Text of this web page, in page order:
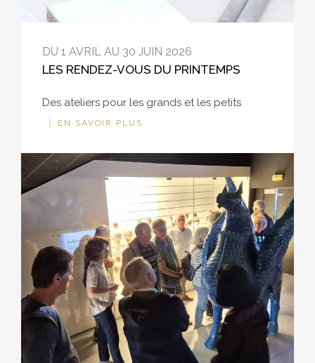
DU 1 AVRIL AU 30 JUIN 2026
LES RENDEZ-VOUS DU PRINTEMPS
Des ateliers pour les grands et les petits
EN SAVOIR PLUS